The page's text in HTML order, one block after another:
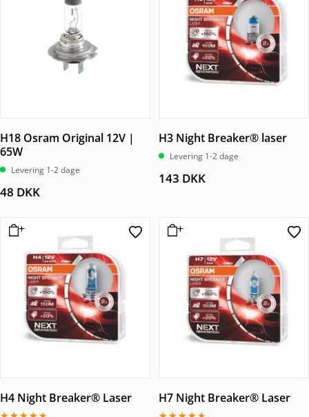
H18 Osram Original 12V |
65W
Levering 1-2 dage
48 DKK
H3 Night Breaker® laser
Levering 1-2 dage
143 DKK
H4 Night Breaker® Laser H7 Night Breaker® Laser